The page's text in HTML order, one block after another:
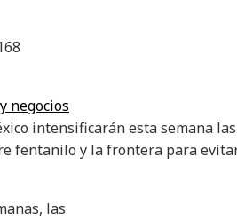
negocios
intensificarán esta semana las
fentanilo y la frontera para
las